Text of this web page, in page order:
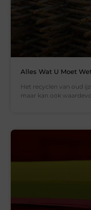
Alles Wat U Moet
Het recyclen van oud
maar kan ook